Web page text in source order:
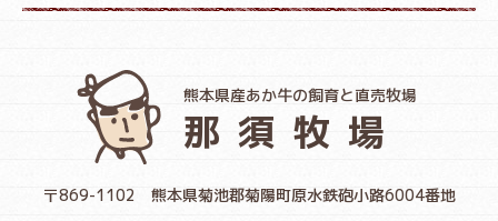
熊本県産あか牛の飼育と直売牧場
那須牧場
〒869-1102 熊本県菊池郡菊陽町原水鉄砲小路6004番地